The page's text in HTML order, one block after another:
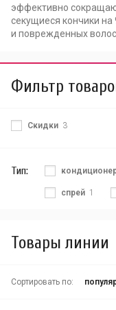
эффективно
секущиеся кончики
и поврежденных
Фильтр
Скидки 3
Тип:
спрей 1
Товары линии
Сортировать по: